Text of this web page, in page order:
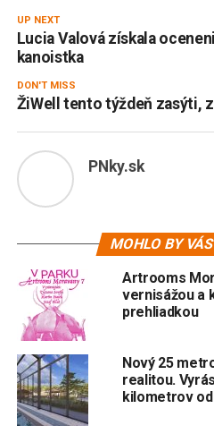
UP NEXT
Lucia Valová získala
kanoistka
DON'T MISS
ŽiWell tento týždeň zasýti,
PNky.sk
MOHLO BY
Artrooms
vernisážou a
prehliadkou
Nový 25
realitou.
kilometrov